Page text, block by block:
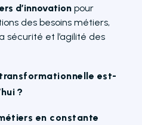
d’innovation pour
des besoins métiers,
sécurité et l’agilité des
est-
?
en constante